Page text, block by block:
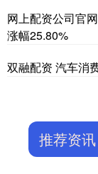
网上配资公司官
涨幅25.80%
双融配资 汽车消
推荐资讯